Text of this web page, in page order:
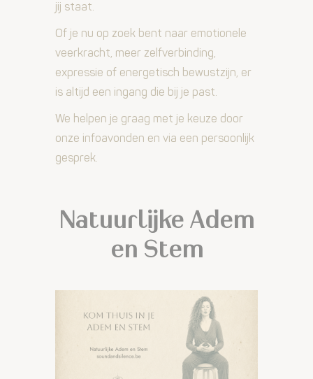
jij staat.
Of je nu op zoek bent naar emotionele
veerkracht, meer zelfverbinding,
expressie of energetisch bewustzijn, er
is altijd een ingang die bij je past.
We helpen je graag met je keuze door
onze infoavonden en via een persoonlijk
gesprek.
Natuurlijke Adem
en Stem